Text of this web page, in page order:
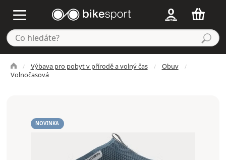
Výbava pro pobyt v přírodě a volný čas
Obuv
Volnočasová
NOVINKA